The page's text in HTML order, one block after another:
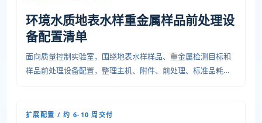
环境水质地表水样重金属样品前处理设
备配置清单
面向质量控制实验室，围绕地表水样样品、重金属检测目标和
样品前处理设备配置，整理主机、附件、前处理、标准品耗
扩展配置 / 约 6-10 周交付